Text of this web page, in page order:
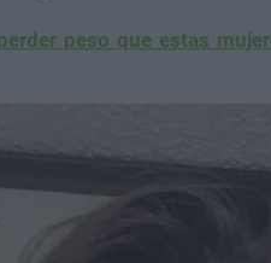
peso que estas